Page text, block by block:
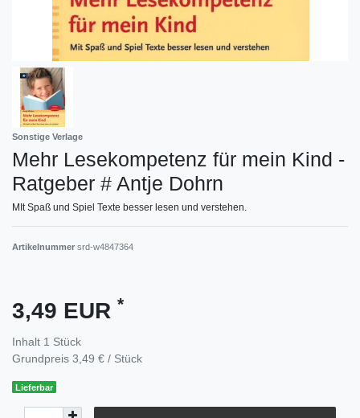
Sonstige Verlage
Mehr Lesekompetenz für mein Kind -
Ratgeber # Antje Dohrn
MIt Spaß und Spiel Texte besser lesen und verstehen.
Artikelnummer srd-w4847364
3,49 EUR *
Inhalt 1 Stück
Grundpreis 3,49 € / Stück
Lieferbar